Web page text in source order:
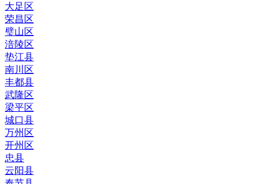
大足区
荣昌区
璧山区
涪陵区
垫江县
南川区
丰都县
武隆区
梁平区
城口县
万州区
开州区
忠县
云阳县